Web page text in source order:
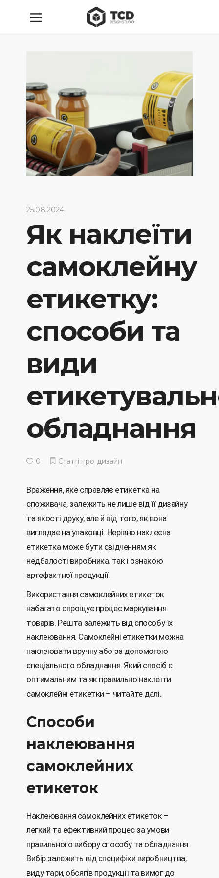
25.08.2024
Як наклеїти
самоклейну
етикетку:
способи та
види
обладнання
0 Статті про дизайн
Враження, яке справляє етикетка на
споживача, залежить не лише від її дизайну
та якості друку, але й від того, як вона
виглядає на упаковці. Нерівно наклеєна
етикетка може бути свідченням як
недбалості виробника, так і ознакою
артефактної продукції.
Використання самоклейних етикеток
набагато спрощує процес маркування
товарів. Решта залежить від способу їх
наклеювання. Самоклейні етикетки можна
наклеювати вручну або за допомогою
спеціального обладнання. Який спосіб є
оптимальним та як правильно наклеїти
самоклейні етикетки – читайте далі.
Способи
наклеювання
самоклейних
етикеток
Наклеювання самоклейних етикеток –
легкий та ефективний процес за умови
правильного вибору способу та обладнання.
Вибір залежить від специфіки виробництва,
виду тари, обсягів продукції та вимог до